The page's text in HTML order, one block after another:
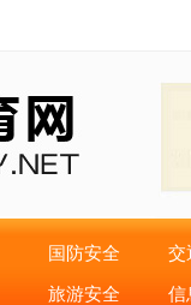
国防安全 交
旅游安全 信